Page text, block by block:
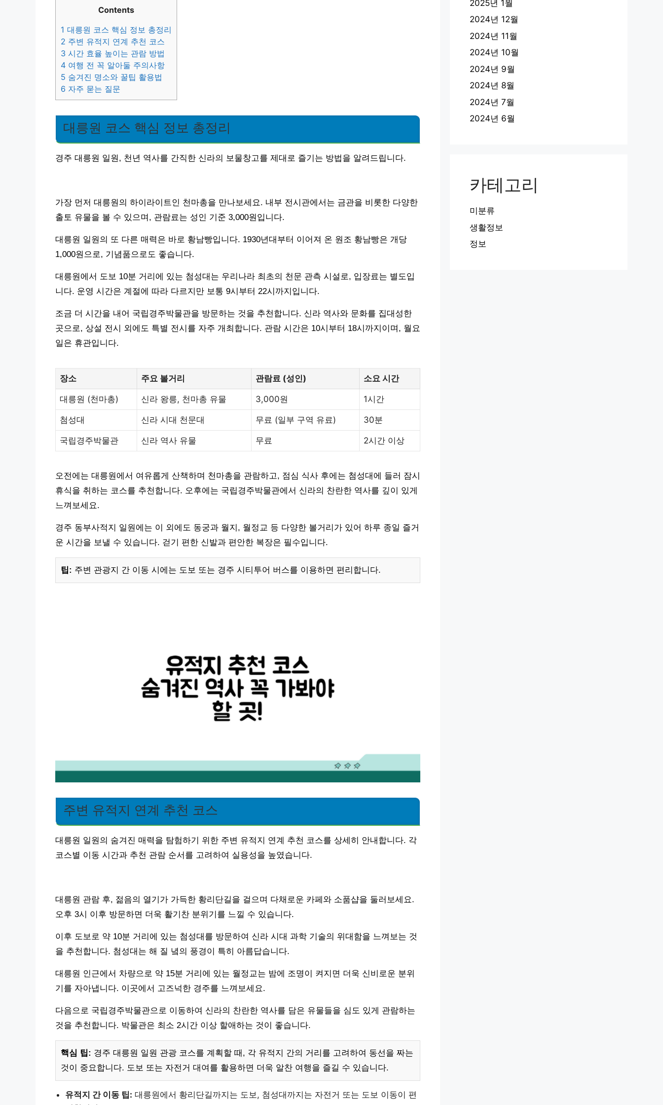
Contents
1 대릉원 코스 핵심 정보 총정리
2 주변 유적지 연계 추천 코스
3 시간 효율 높이는 관람 방법
4 여행 전 꼭 알아둘 주의사항
5 숨겨진 명소와 꿀팁 활용법
6 자주 묻는 질문
대릉원 코스 핵심 정보 총정리
경주 대릉원 일원, 천년 역사를 간직한 신라의 보물창고를 제대로 즐기는 방법을 알려드립니다.
가장 먼저 대릉원의 하이라이트인 천마총을 만나보세요. 내부 전시관에서는 금관을 비롯한 다양한
출토 유물을 볼 수 있으며, 관람료는 성인 기준 3,000원입니다.
대릉원 일원의 또 다른 매력은 바로 황남빵입니다. 1930년대부터 이어져 온 원조 황남빵은 개당
1,000원으로, 기념품으로도 좋습니다.
대릉원에서 도보 10분 거리에 있는 첨성대는 우리나라 최초의 천문 관측 시설로, 입장료는 별도입
니다. 운영 시간은 계절에 따라 다르지만 보통 9시부터 22시까지입니다.
조금 더 시간을 내어 국립경주박물관을 방문하는 것을 추천합니다. 신라 역사와 문화를 집대성한
곳으로, 상설 전시 외에도 특별 전시를 자주 개최합니다. 관람 시간은 10시부터 18시까지이며, 월요
일은 휴관입니다.
장소 주요 볼거리 관람료 (성인) 소요 시간
대릉원 (천마총) 신라 왕릉, 천마총 유물 3,000원 1시간
첨성대 신라 시대 천문대 무료 (일부 구역 유료) 30분
국립경주박물관 신라 역사 유물 무료 2시간 이상
오전에는 대릉원에서 여유롭게 산책하며 천마총을 관람하고, 점심 식사 후에는 첨성대에 들러 잠시
휴식을 취하는 코스를 추천합니다. 오후에는 국립경주박물관에서 신라의 찬란한 역사를 깊이 있게
느껴보세요.
경주 동부사적지 일원에는 이 외에도 동궁과 월지, 월정교 등 다양한 볼거리가 있어 하루 종일 즐거
운 시간을 보낼 수 있습니다. 걷기 편한 신발과 편안한 복장은 필수입니다.
팁: 주변 관광지 간 이동 시에는 도보 또는 경주 시티투어 버스를 이용하면 편리합니다.
주변 유적지 연계 추천 코스
대릉원 일원의 숨겨진 매력을 탐험하기 위한 주변 유적지 연계 추천 코스를 상세히 안내합니다. 각
코스별 이동 시간과 추천 관람 순서를 고려하여 실용성을 높였습니다.
대릉원 관람 후, 젊음의 열기가 가득한 황리단길을 걸으며 다채로운 카페와 소품샵을 둘러보세요.
오후 3시 이후 방문하면 더욱 활기찬 분위기를 느낄 수 있습니다.
이후 도보로 약 10분 거리에 있는 첨성대를 방문하여 신라 시대 과학 기술의 위대함을 느껴보는 것
을 추천합니다. 첨성대는 해 질 녘의 풍경이 특히 아름답습니다.
대릉원 인근에서 차량으로 약 15분 거리에 있는 월정교는 밤에 조명이 켜지면 더욱 신비로운 분위
기를 자아냅니다. 이곳에서 고즈넉한 경주를 느껴보세요.
다음으로 국립경주박물관으로 이동하여 신라의 찬란한 역사를 담은 유물들을 심도 있게 관람하는
것을 추천합니다. 박물관은 최소 2시간 이상 할애하는 것이 좋습니다.
핵심 팁: 경주 대릉원 일원 관광 코스를 계획할 때, 각 유적지 간의 거리를 고려하여 동선을 짜는
것이 중요합니다. 도보 또는 자전거 대여를 활용하면 더욱 알찬 여행을 즐길 수 있습니다.
유적지 간 이동 팁: 대릉원에서 황리단길까지는 도보, 첨성대까지는 자전거 또는 도보 이동이 편
2025년 1월
2024년 12월
2024년 11월
2024년 10월
2024년 9월
2024년 8월
2024년 7월
2024년 6월
카테고리
미분류
생활정보
정보